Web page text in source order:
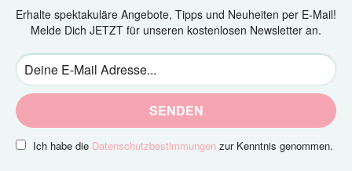
Erhalte spektakuläre Angebote, Tipps und Neuheiten per E-Mail!
Melde Dich JETZT für unseren kostenlosen Newsletter an.
SENDEN
Ich habe die Datenschutzbestimmungen zur Kenntnis genommen.